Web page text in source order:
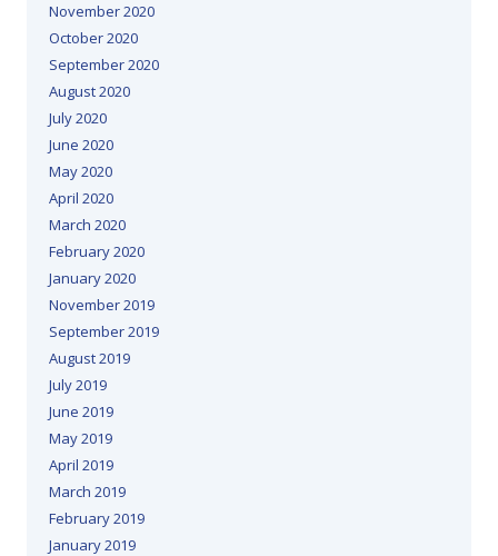
November 2020
October 2020
September 2020
August 2020
July 2020
June 2020
May 2020
April 2020
March 2020
February 2020
January 2020
November 2019
September 2019
August 2019
July 2019
June 2019
May 2019
April 2019
March 2019
February 2019
January 2019